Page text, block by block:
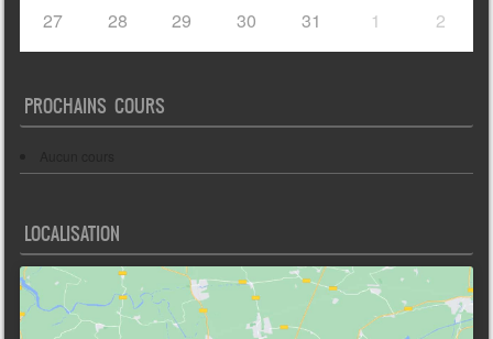
27 28 29 30 31 1 2
PROCHAINS COURS
LOCALISATION